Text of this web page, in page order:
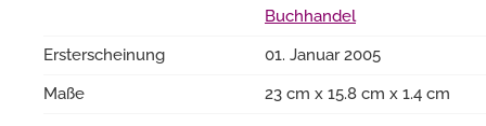
Buchhandel
Ersterscheinung
01. Januar 2005
Maße
23 cm x 15.8 cm x 1.4 cm